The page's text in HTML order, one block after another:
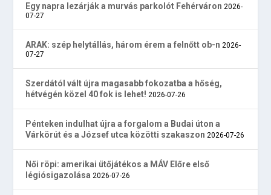
Egy napra lezárják a murvás parkolót Fehérváron 2026-
07-27
ARAK: szép helytállás, három érem a felnőtt ob-n 2026-
07-27
Szerdától vált újra magasabb fokozatba a hőség,
hétvégén közel 40 fok is lehet! 2026-07-26
Pénteken indulhat újra a forgalom a Budai úton a
Várkörút és a József utca közötti szakaszon 2026-07-26
Női röpi: amerikai ütőjátékos a MÁV Előre első
légiósigazolása 2026-07-26